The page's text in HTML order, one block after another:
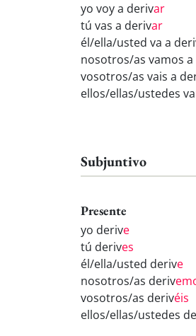
yo voy a derivar
tú vas a derivar
él/ella/usted va a
nosotros/as vamos
vosotros/as vais a
ellos/ellas/ustedes
Subjuntivo
Presente
yo derive
tú derives
él/ella/usted derive
nosotros/as deriv
vosotros/as derivéis
ellos/ellas/ustedes